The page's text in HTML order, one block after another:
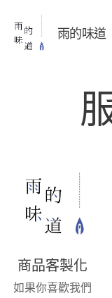
雨的味道
商品客製化
如果你喜歡我們